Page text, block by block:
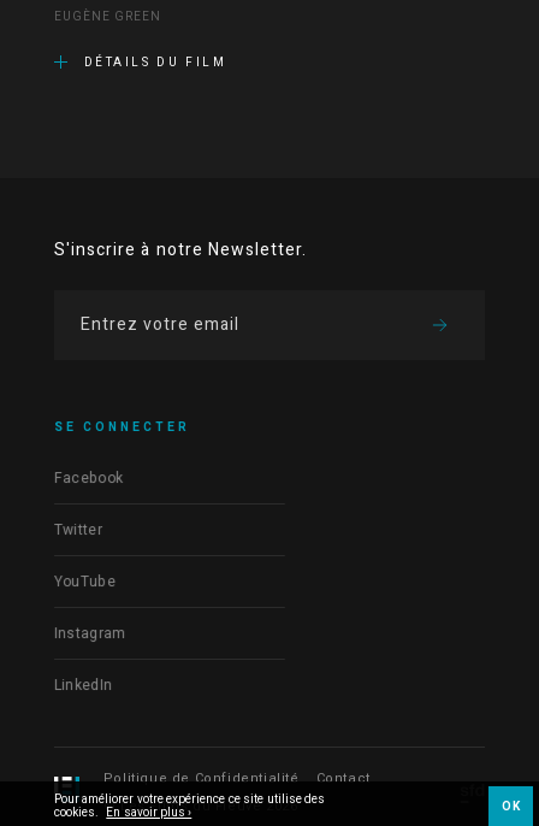
EUGÈNE GREEN
DÉTAILS DU FILM
S'inscrire à notre Newsletter.
SE CONNECTER
Facebook
Twitter
YouTube
Instagram
LinkedIn
Politique de Confidentialité
Contact
© Les Films du Fleuve 2026
Pour améliorer votre expérience ce site utilise des
cookies. En savoir plus › OK